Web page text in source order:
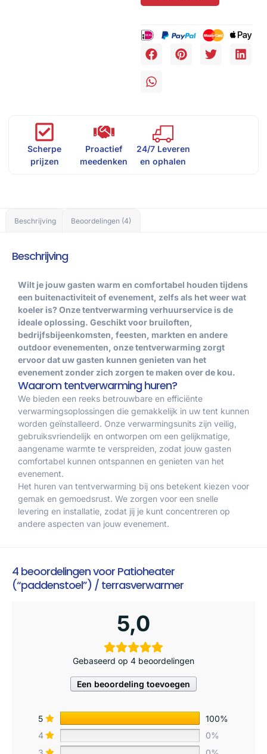
Scherpe
prijzen
Proactief
meedenken
24/7 Leveren
en ophalen
Beschrijving Beoordelingen (4)
Beschrijving
Wilt je jouw gasten warm en comfortabel houden tijdens
een buitenactiviteit of evenement, zelfs als het weer wat
koeler is? Onze tentverwarming verhuurservice is de
ideale oplossing. Geschikt voor bruiloften,
bedrijfsbijeenkomsten, feesten, markten en andere
outdoor evenementen, onze tentverwarming zorgt
ervoor dat uw gasten kunnen genieten van het
evenement zonder zich zorgen te maken over de kou.
Waarom tentverwarming huren?
We bieden een reeks betrouwbare en efficiënte
verwarmingsoplossingen die gemakkelijk in uw tent kunnen
worden geïnstalleerd. Onze verwarmingsunits zijn veilig,
gebruiksvriendelijk en ontworpen om een gelijkmatige,
aangename warmte te verspreiden, zodat jouw gasten
comfortabel kunnen ontspannen en genieten van het
evenement.
Het huren van tentverwarming bij ons betekent kiezen voor
gemak en gemoedsrust. We zorgen voor een snelle
levering en installatie, zodat jij je kunt concentreren op
andere aspecten van jouw evenement.
4 beoordelingen voor Patioheater
(“paddenstoel”) / terrasverwarmer
5,0
Gebaseerd op 4 beoordelingen
Een beoordeling toevoegen
5
100%
4
0%